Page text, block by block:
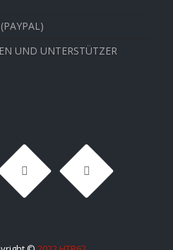
UND UNTERSTÜTZER